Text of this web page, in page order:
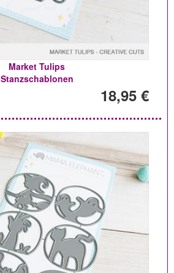
Market Tulips
Stanzschablonen
18,95 €